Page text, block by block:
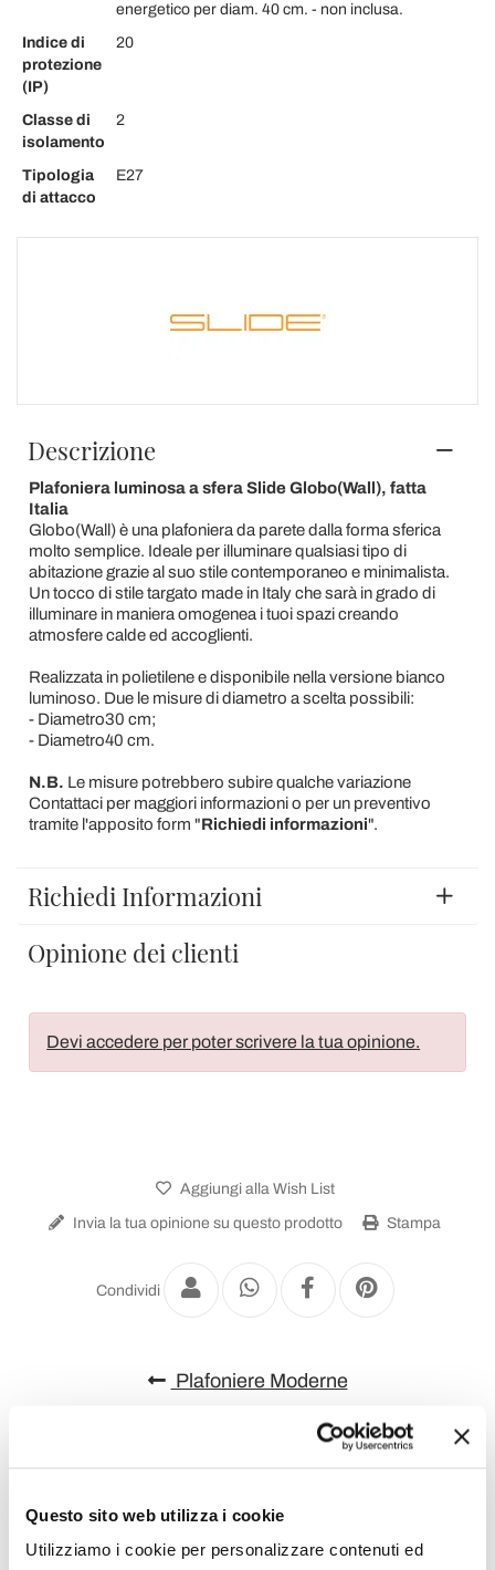
Questo sito web utilizza i cookie
Utilizziamo i cookie per personalizzare contenuti ed
energetico per diam. 40 cm. - non inclusa.
Indice di
protezione
(IP)
20
Classe di
isolamento
2
Tipologia
di attacco
E27
Descrizione
Plafoniera luminosa a sfera Slide Globo(Wall), fatta
Italia
Globo(Wall) è una plafoniera da parete dalla forma sferica
molto semplice. Ideale per illuminare qualsiasi tipo di
abitazione grazie al suo stile contemporaneo e minimalista.
Un tocco di stile targato made in Italy che sarà in grado di
illuminare in maniera omogenea i tuoi spazi creando
atmosfere calde ed accoglienti.
Realizzata in polietilene e disponibile nella versione bianco
luminoso. Due le misure di diametro a scelta possibili:
- Diametro30 cm;
- Diametro40 cm.
N.B. Le misure potrebbero subire qualche variazione
Contattaci per maggiori informazioni o per un preventivo
tramite l'apposito form "Richiedi informazioni".
Richiedi Informazioni
Opinione dei clienti
Devi accedere per poter scrivere la tua opinione.
Aggiungi alla Wish List
Invia la tua opinione su questo prodotto Stampa
Condividi
Plafoniere Moderne